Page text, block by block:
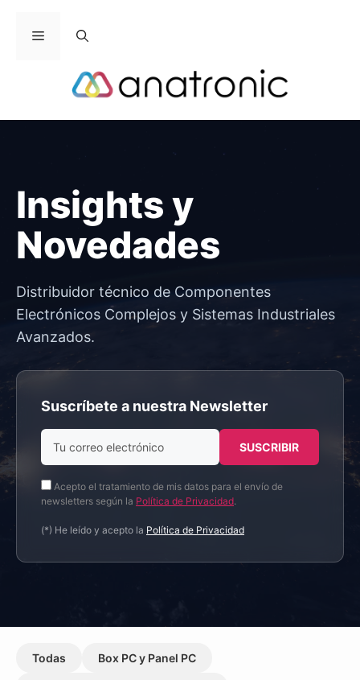
Menú
Insights y
Novedades
Distribuidor técnico de Componentes
Electrónicos Complejos y Sistemas Industriales
Avanzados.
Suscríbete a nuestra Newsletter
Acepto el tratamiento de mis datos para el envío de
newsletters según la Política de Privacidad.
(*) He leído y acepto la Política de Privacidad
Todas Box PC y Panel PC